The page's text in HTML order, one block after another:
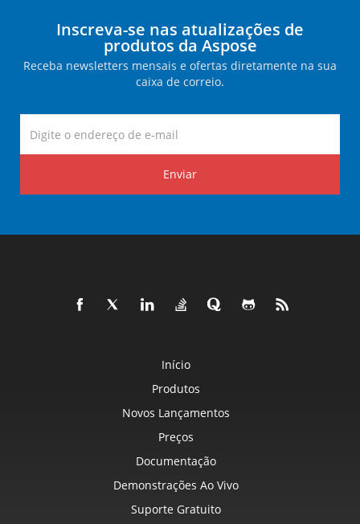
Inscreva-se nas atualizações de
produtos da Aspose
Receba newsletters mensais e ofertas diretamente na sua
caixa de correio.
Enviar
Início
Produtos
Novos Lançamentos
Preços
Documentação
Demonstrações Ao Vivo
Suporte Gratuito